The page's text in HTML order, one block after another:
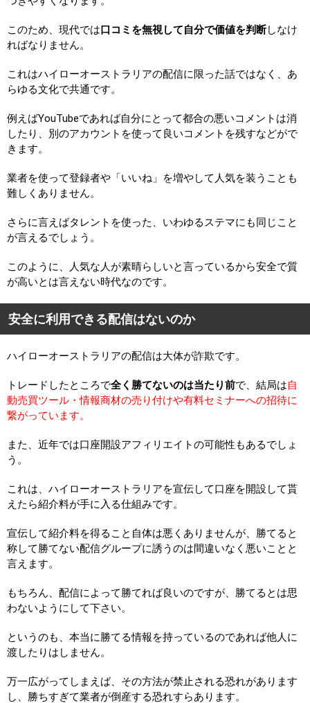
このため、現代では口コミを無視して自分で価値を判断しなけ
ればなりません。
これはハイローオーストラリアの配信に限った話ではなく、あ
らゆる文化で共通です。
例えばYouTubeであれば自分にとって都合の悪いコメントは消
したり、別のアカウントを使って良いコメントを残すなどがで
きます。
業者を使って登録者や「いいね」を増やして人気を装うことも
難しくありません。
さらに言えばタレントを使った、いわゆるステマにも同じこと
が言えるでしょう。
このように、人気な人が素晴らしいと言っているから安全で質
が高いとは言えない時代なのです。
安全に利用できる配信はないのか
ハイローオーストラリアの配信は大体が詐欺です。
トレードしたところで全く勝てないのは当たり前で、結局は自
動売買ツール・情報商材の売り付けや有料セミナーへの招待に
繋がっています。
また、近年では口座開設アフィリエイトの可能性もあるでしょ
う。
これは、ハイローオーストラリアを宣伝して口座を開設して貰
えたら紹介料が手に入る仕組みです。
宣伝して紹介料を得ること自体は悪くありませんが、勝てると
称して勝てない配信グループに誘うのは間違いなく悪いことと
言えます。
もちろん、配信によって勝てれば良いのですが、勝てるとは思
わないようにして下さい。
というのも、本当に勝てる情報を持っているのであれば他人に
渡したりはしません。
万一広がってしまえば、その方法が禁止される恐れがあります
し、勝ちすぎて業者が倒産する恐れすらあります。